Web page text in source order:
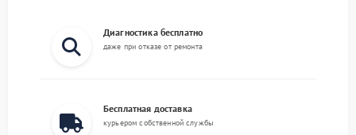
Диагностика бесплатно
даже при отказе от ремонта
Бесплатная доставка
курьером собственной службы